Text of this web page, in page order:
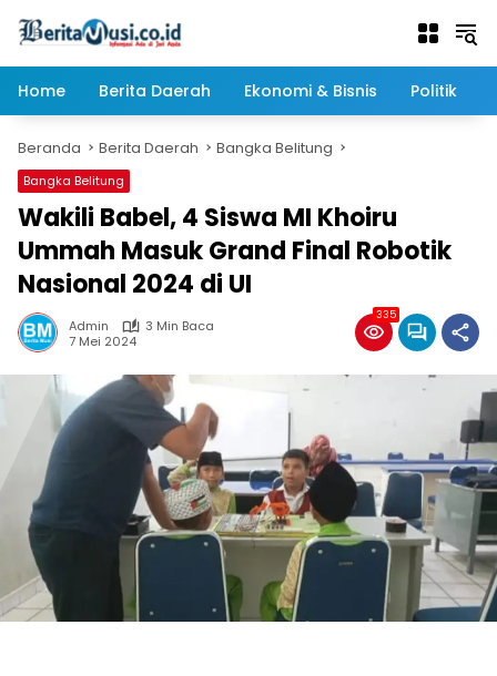
Home
Berita Daerah Ekonomi & Bisnis Politik
Beranda Berita Daerah Bangka Belitung
Bangka Belitung
Wakili Babel, 4 Siswa MI Khoiru
Ummah Masuk Grand Final Robotik
Nasional 2024 di UI
Admin
3 Min Baca
7 Mei 2024
335